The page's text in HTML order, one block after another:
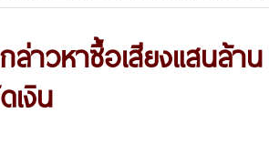
าวหาซื้อเสียงแสนล้า
งิน